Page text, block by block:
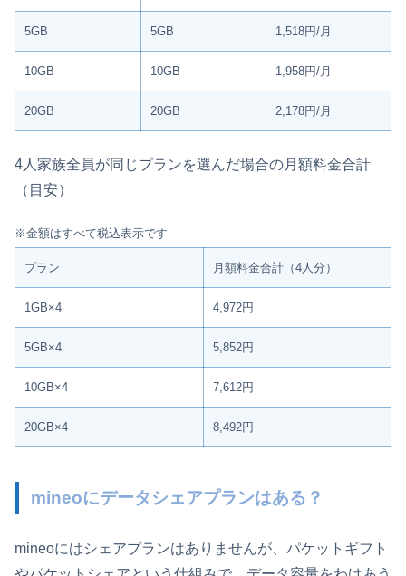
5GB 5GB 1,518円/月
10GB 10GB 1,958円/月
20GB 20GB 2,178円/月
4人家族全員が同じプランを選んだ場合の月額料金合計
（目安）
※金額はすべて税込表示です
プラン 月額料金合計（4人分）
1GB×4 4,972円
5GB×4 5,852円
10GB×4 7,612円
20GB×4 8,492円
mineoにデータシェアプランはある？
mineoにはシェアプランはありませんが、パケットギフト